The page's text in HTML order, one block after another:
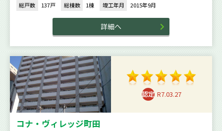
総戸数 137戸 総棟数 1棟 竣工年月 2015年9月
詳細へ
R7.03.27
コナ・ヴィレッジ町田